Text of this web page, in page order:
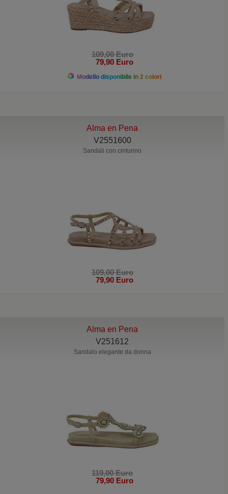
109,00 Euro
79,90 Euro
Modello disponibile in 2 colori
Alma en Pena
V2551600
Sandali con cinturino
109,00 Euro
79,90 Euro
Alma en Pena
V251612
Sandalo elegante da donna
119,00 Euro
79,90 Euro